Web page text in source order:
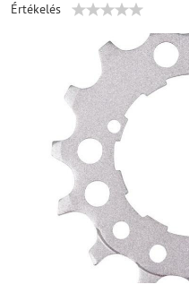
Értékelés